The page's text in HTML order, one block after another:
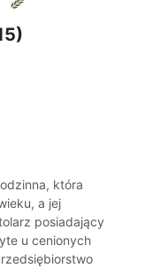
która
a jej
posiadający
u cenionych